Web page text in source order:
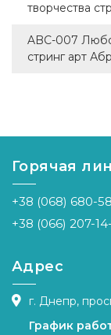
творчества
ABC-007
стринг арт
Горячая
+38 (068) 680-
+38 (066) 207-
Адрес
г. Днепр,
График